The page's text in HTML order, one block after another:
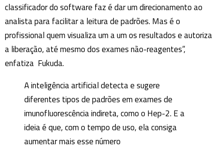
classificador do software faz é dar um direcionamento ao
analista para facilitar a leitura de padrões. Mas é o
profissional quem visualiza um a um os resultados e autoriza
a liberação, até mesmo dos exames não-reagentes”,
enfatiza Fukuda.
A inteligência artificial detecta e sugere
diferentes tipos de padrões em exames de
imunofluorescência indireta, como o Hep-2. E a
ideia é que, com o tempo de uso, ela consiga
aumentar mais esse número